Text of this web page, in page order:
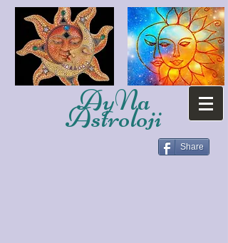
AyNa
Astroloji
Share